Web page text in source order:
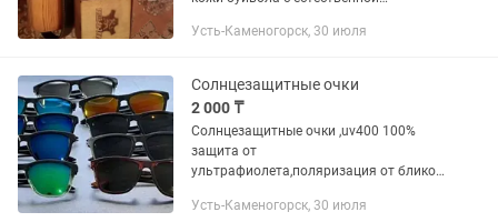
от 44мм до 48мм длиной 130см и
России...
Усть-Каменогорск, 30 июля
Солнцезащитные очки
2 000 ₸
Солнцезащитные очки ,uv400 100%
защита от
ультрафиолета,поляризация от бликов
ударов и падении,длина дужки 135 мм
Усть-Каменогорск, 30 июля